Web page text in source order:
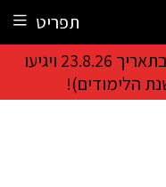
שימו לב! הזמנות חדשות ישלחו בתאריך 23.8.26 ויגיעו
תפריט